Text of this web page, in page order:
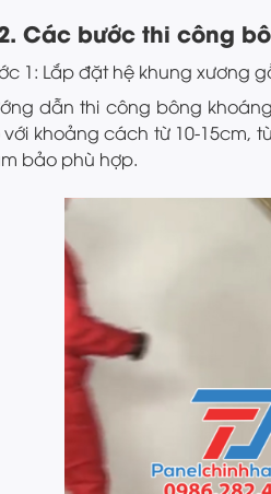
Các bước thi công
1: Lắp đặt hệ khung xương
dẫn thi công bông
khoảng cách từ 10-15cm,
bảo phù hợp.